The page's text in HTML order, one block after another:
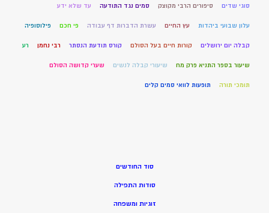
סוגי שדים סיפורים הרבי מקוצק סמים נגד התודעה עד שלא ידע
עלון שבועי ביהדות עץ החיים עשרת הדברות דף עבודה פי חכם פילוסופיה
קבלה יום ירושלים קורות חיים בעל הסולם קורס תודעת הנסתר רבי נחמן רע
שיעור בספר התניא פרק מח שיעורי קבלה לנשים שערי קדושה הסולם
תומכי תורה תופעות לוואי סמים קלים
סוד החודשים
סודות התפילה
זוגיות ומשפחה